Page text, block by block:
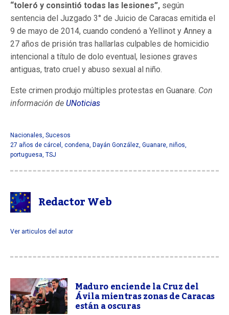
“toleró y consintió todas las lesiones”, según
sentencia del Juzgado 3° de Juicio de Caracas emitida el
9 de mayo de 2014, cuando condenó a Yellinot y Anney a
27 años de prisión tras hallarlas culpables de homicidio
intencional a título de dolo eventual, lesiones graves
antiguas, trato cruel y abuso sexual al niño.
Este crimen produjo múltiples protestas en Guanare. Con
información de UNoticias
Nacionales, Sucesos
27 años de cárcel , condena, Dayán González, Guanare, niños,
portuguesa, TSJ
Redactor Web
Ver articulos del autor
Maduro enciende la Cruz del
Ávila mientras zonas de Caracas
están a oscuras